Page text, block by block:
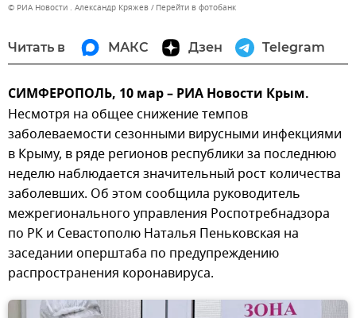
© РИА Новости . Александр Кряжев Перейти в фотобанк
Читать в МАКС Дзен Telegram
СИМФЕРОПОЛЬ, 10 мар – РИА Новости Крым.
Несмотря на общее снижение темпов
заболеваемости сезонными вирусными инфекциями
в Крыму, в ряде регионов республики за последнюю
неделю наблюдается значительный рост количества
заболевших. Об этом сообщила руководитель
межрегионального управления Роспотребнадзора
по РК и Севастополю Наталья Пеньковская на
заседании оперштаба по предупреждению
распространения коронавируса.